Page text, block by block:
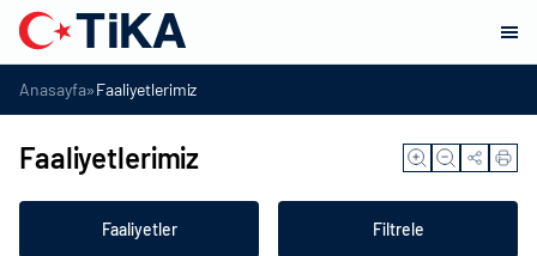
Anasayfa»Faaliyetlerimiz
Faaliyetlerimiz
Faaliyetler
Filtrele